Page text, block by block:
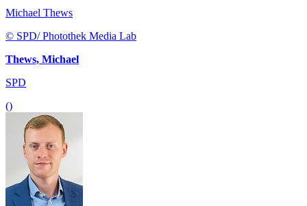
Michael Thews
© SPD/ Photothek Media Lab
Thews, Michael
SPD
()